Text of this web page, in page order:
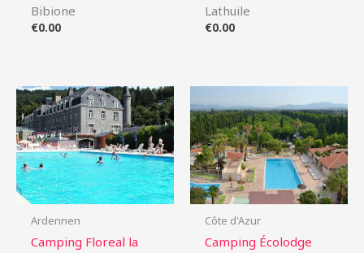
Bibione
€0.00
Lathuile
€0.00
Ardennen
Camping Floreal la
Côte d'Azur
Camping Écolodge